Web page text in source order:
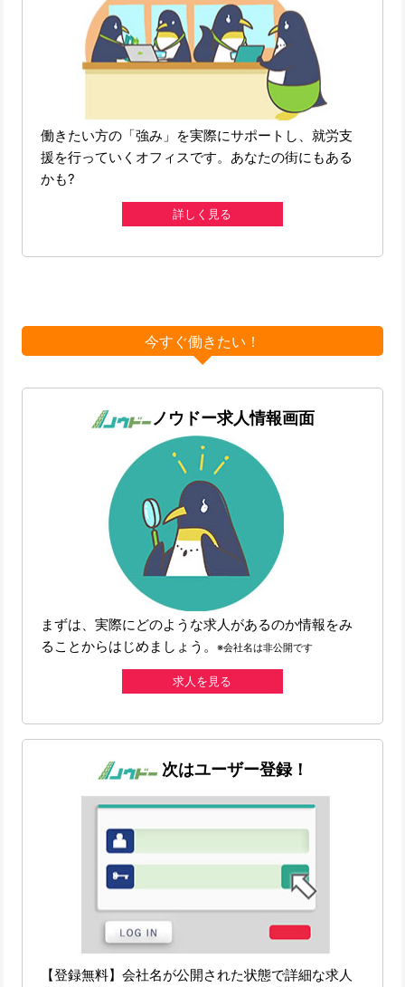
働きたい方の「強み」を実際にサポートし、就労支
援を行っていくオフィスです。あなたの街にもある
かも?
詳しく見る
今すぐ働きたい！
ノウドー求人情報画面
まずは、実際にどのような求人があるのか情報をみ
ることからはじめましょう。※会社名は非公開です
求人を見る
次はユーザー登録！
【登録無料】会社名が公開された状態で詳細な求人